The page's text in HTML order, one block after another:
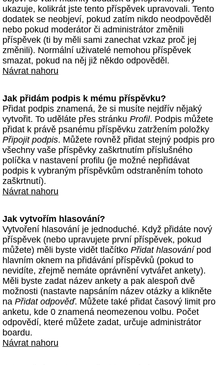
ukazuje, kolikrát jste tento příspěvek upravovali. Tento
dodatek se neobjeví, pokud zatím nikdo neodpověděl
nebo pokud moderátor či administrátor změnili
příspěvek (ti by měli sami zanechat vzkaz proč jej
změnili). Normální uživatelé nemohou příspěvek
smazat, pokud na něj již někdo odpověděl.
Návrat nahoru
Jak přidám podpis k mému příspěvku?
Přidat podpis znamená, že si musíte nejdřív nějaký
vytvořit. To uděláte přes stránku Profil. Podpis můžete
přidat k právě psanému příspěvku zatržením položky
Připojit podpis. Můžete rovněž přidat stejný podpis pro
všechny vaše příspěvky zaškrtnutím příslušného
políčka v nastavení profilu (je možné nepřidávat
podpis k vybraným příspěvkům odstraněním tohoto
zaškrtnutí).
Návrat nahoru
Jak vytvořím hlasování?
Vytvoření hlasování je jednoduché. Když přidáte nový
příspěvek (nebo upravujete první příspěvek, pokud
můžete) měli byste vidět tlačítko Přidat hlasovánípod
hlavním oknem na přidávání příspěvků (pokud to
nevidíte, zřejmě nemáte oprávnění vytvářet ankety).
Měli byste zadat název ankety a pak alespoň dvě
možnosti (nastavte napsáním název otázky a klikněte
na Přidat odpověď. Můžete také přidat časový limit pro
anketu, kde 0 znamená neomezenou volbu. Počet
odpovědí, které můžete zadat, určuje administrátor
boardu.
Návrat nahoru